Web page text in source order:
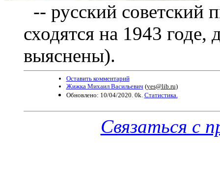
-- русский советский
сходятся на 1943 годе,
выяснены).
Оставить комментарий
Жижка Михаил Васильевич (yes@lib.ru)
Обновлено: 10/04/2020. 0k. Статистика.
Связаться с